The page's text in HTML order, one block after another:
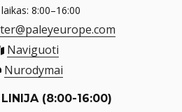
8:00–16:00
Naviguoti
Nurodymai
LINIJA (8:00-16:00)